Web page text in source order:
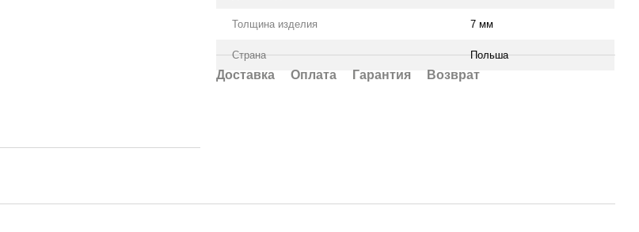
Толщина изделия 7 мм
Страна Польша
Доставка Оплата Гарантия Возврат